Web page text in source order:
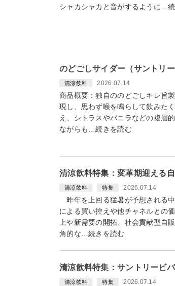
シャカシャカと音がするように…
のどごしサイダー（サントリ
清涼飲料 2026.07.14
商品概要：独自ののどごしキレ旨
現し、思わず喉を鳴らして飲みた
え、シトラスやバニラなどの複層
ながらも…続きを読む
清涼飲料特集：変革期迎える
清涼飲料 特集 2026.07.14
昨年を上回る猛暑が予想される
による買い控えや他チャネルとの
上や新需要の開拓、社会貢献型自
角的な…続きを読む
清涼飲料特集：サントリービ
清涼飲料 特集 2026.07.14